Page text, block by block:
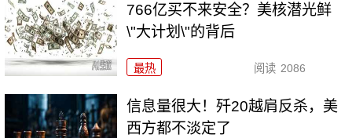
766亿买不来安全？美核潜光鲜
\"大计划\"的背后
最热 阅读 2086
信息量很大！歼20越肩反杀，美
西方都不淡定了